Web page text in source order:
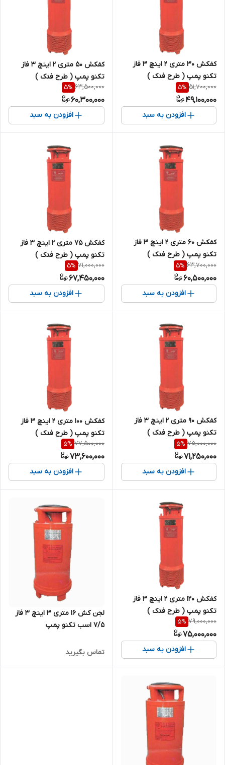
کفکش 30 متری 2 اینچ 3 فاز
تکنو پمپ ( طرح فدک )
51,700,000
5%
49,100,000
افزودن به سبد
کفکش 50 متری 2 اینچ 3 فاز
تکنو پمپ ( طرح فدک )
63,500,000
5%
60,300,000
افزودن به سبد
کفکش 60 متری 2 اینچ 3 فاز
تکنو پمپ ( طرح فدک )
63,700,000
5%
60,500,000
افزودن به سبد
کفکش 75 متری 2 اینچ 3 فاز
تکنو پمپ ( طرح فدک )
71,000,000
5%
67,450,000
افزودن به سبد
کفکش 90 متری 2 اینچ 3 فاز
تکنو پمپ ( طرح فدک )
75,000,000
5%
71,250,000
افزودن به سبد
کفکش 100 متری 2 اینچ 3 فاز
تکنو پمپ ( طرح فدک )
77,500,000
5%
73,600,000
افزودن به سبد
کفکش 120 متری 2 اینچ 3 فاز
تکنو پمپ ( طرح فدک )
79,000,000
5%
75,000,000
افزودن به سبد
لجن کش ۱۶ متری ۳ اینچ ۳ فاز
۷/۵ اسب تکنو پمپ
تماس بگیرید